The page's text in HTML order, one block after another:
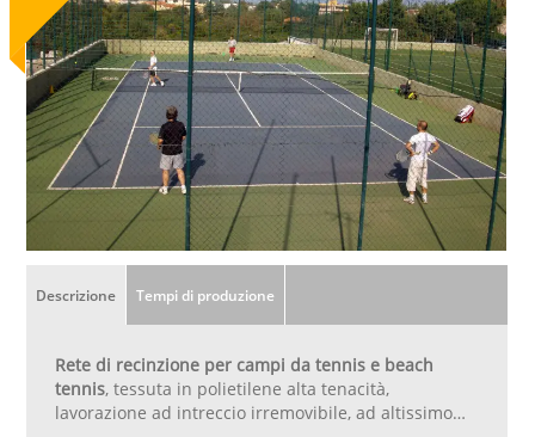
Descrizione Tempi di produzione
Rete di recinzione per campi da tennis e beach
tennis, tessuta in polietilene alta tenacità,
lavorazione ad intreccio irremovibile, ad altissimo